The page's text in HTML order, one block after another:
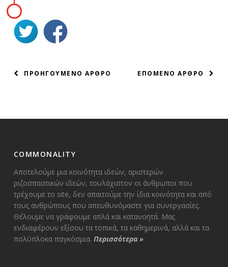
ΠΛΟΗΓΗΣΗ
ΕΠΟΜΕΝΟ ΑΡΘΡΟ
ΠΡΟΗΓΟΥΜΕΝΟ ΑΡΘΡΟ
COMMONALITY
Αποτελούμε μια κοινότητα ιδεών, αριστερών
ριζοσπαστικών ιδεών, τουλάχιστον οι άνθρωποι που
τρέχουμε το site, δεν απαιτούμε την ίδια κοινότητα και από
τους ανθρώπους που απευθυνόμαστε για συνεργασίες.
Θέλουμε να γράφουμε απλά και κατανοητά. Μας
ενδιαφέρουν εξίσου τα τοπικά, τα καθημερινά, αλλά και τα
πολύπλοκα παγκόσμια. Περισσότερα»